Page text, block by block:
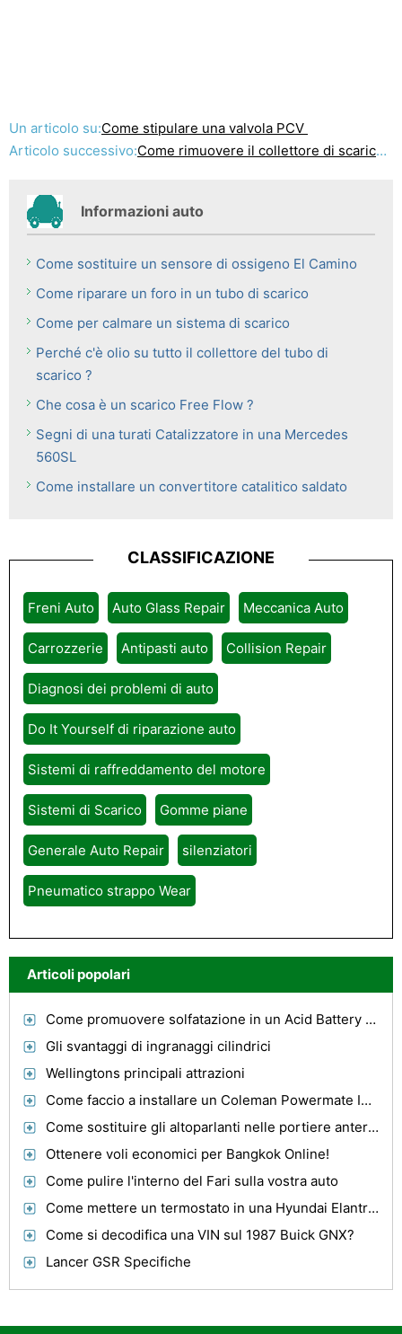
Un articolo su:Come stipulare una valvola PCV
Articolo successivo:Come rimuovere il collettore di scarico su Nissan Datsun
Informazioni auto
Come sostituire un sensore di ossigeno El Camino
Come riparare un foro in un tubo di scarico
Come per calmare un sistema di scarico
Perché c'è olio su tutto il collettore del tubo di
scarico ?
Che cosa è un scarico Free Flow ?
Segni di una turati Catalizzatore in una Mercedes
560SL
Come installare un convertitore catalitico saldato
CLASSIFICAZIONE
Freni Auto Auto Glass Repair Meccanica Auto
Carrozzerie Antipasti auto Collision Repair
Diagnosi dei problemi di auto
Do It Yourself di riparazione auto
Sistemi di raffreddamento del motore
Sistemi di Scarico Gomme piane
Generale Auto Repair silenziatori
Pneumatico strappo Wear
Articoli popolari
Come promuovere solfatazione in un Acid Battery Piombo
Gli svantaggi di ingranaggi cilindrici
Wellingtons principali attrazioni
Come faccio a installare un Coleman Powermate Inverter?
Come sostituire gli altoparlanti nelle portiere anteriori in una Dodge Avenger 1996
Ottenere voli economici per Bangkok Online!
Come pulire l'interno del Fari sulla vostra auto
Come mettere un termostato in una Hyundai Elantra 1999
Come si decodifica una VIN sul 1987 Buick GNX?
Lancer GSR Specifiche